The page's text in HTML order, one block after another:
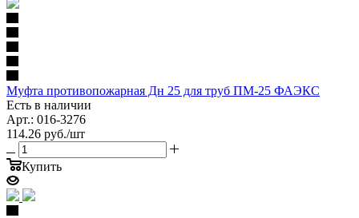
Муфта противопожарная Дн 25 для труб ПМ-25 ФАЭКС
Есть в наличии
Арт.: 016-3276
114.26 руб./шт
Купить